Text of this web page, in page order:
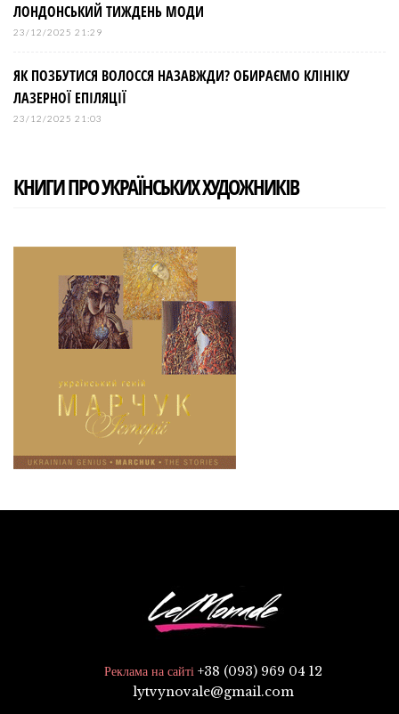
ЛОНДОНСЬКИЙ ТИЖДЕНЬ МОДИ
23/12/2025 21:29
ЯК ПОЗБУТИСЯ ВОЛОССЯ НАЗАВЖДИ? ОБИРАЄМО КЛІНІКУ
ЛАЗЕРНОЇ ЕПІЛЯЦІЇ
23/12/2025 21:03
КНИГИ ПРО УКРАЇНСЬКИХ ХУДОЖНИКІВ
Реклама на сайті +38 (093) 969 04 12
lytvynovale@gmail.com